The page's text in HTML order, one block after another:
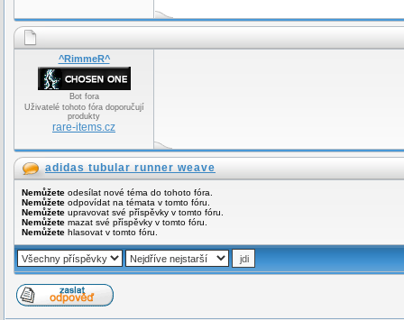
^RimmeR^
Bot fora
Uživatelé tohoto fóra doporučují
produkty
rare-items.cz
adidas tubular runner weave
Nemůžete odesílat nové téma do tohoto fóra.
Nemůžete odpovídat na témata v tomto fóru.
Nemůžete upravovat své příspěvky v tomto fóru.
Nemůžete mazat své příspěvky v tomto fóru.
Nemůžete hlasovat v tomto fóru.